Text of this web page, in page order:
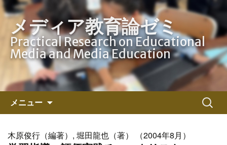
メディア教育論ゼミ
Practical Research on Educational
Media and Media Education
メニュー
ン
検
索:
木原俊行（編著）, 堀田龍也（著） （2004年8月）